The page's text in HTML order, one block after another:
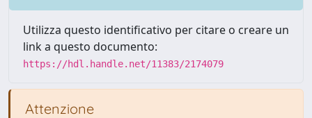
Utilizza questo identificativo per citare o creare un
link a questo documento:
https://hdl.handle.net/11383/2174079
Attenzione